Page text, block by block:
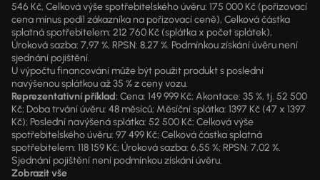
546 Kč, Celková výše spotřebitelského úvěru: 175 000 Kč (pořizovací
cena mínus podíl zákazníka na pořizovací ceně), Celková částka
splatná spotřebitelem: 212 760 Kč (splátka x počet splátek),
Úroková sazba: 7,97 %, RPSN: 8,27 %. Podmínkou získání úvěru není
sjednání pojištění.
U výpočtu financování může být použit produkt s poslední
navýšenou splátkou až 35 % z ceny vozu.
Reprezentativní příklad:Cena: 149 999 Kč; Akontace: 35 %, tj. 52 500
Kč; Doba trvání úvěru: 48 měsíců; Měsíční splátka: 1397 Kč (47 x 1397
Kč); Poslední navýšená splátka: 52 500 Kč; Celková výše
spotřebitelského úvěru: 97 499 Kč; Celková částka splatná
spotřebitelem: 118 159 Kč; Úroková sazba: 6,55 %; RPSN: 7,02 %.
Sjednání pojištění není podmínkou získání úvěru.
Zobrazit vše